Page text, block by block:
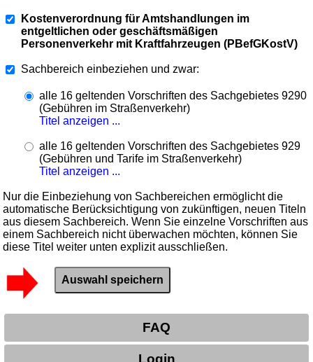
Kostenverordnung für Amtshandlungen im
entgeltlichen oder geschäftsmäßigen
Personenverkehr mit Kraftfahrzeugen (PBefGKostV)
Sachbereich einbeziehen und zwar:
alle 16 geltenden Vorschriften des Sachgebietes 9290
(Gebühren im Straßenverkehr)
Titel anzeigen ...
alle 16 geltenden Vorschriften des Sachgebietes 929
(Gebühren und Tarife im Straßenverkehr)
Titel anzeigen ...
Nur die Einbeziehung von Sachbereichen ermöglicht die
automatische Berücksichtigung von zukünftigen, neuen Titeln
aus diesem Sachbereich. Wenn Sie einzelne Vorschriften aus
einem Sachbereich nicht überwachen möchten, können Sie
diese Titel weiter unten explizit ausschließen.
FAQ
Login